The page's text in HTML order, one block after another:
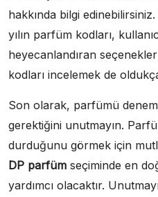
hakkında bilgi
yılın parfüm kodları,
heyecanlandıran
kodları incelemek de
Son olarak, parfümü
gerektiğini unutmayın.
durduğunu görmek için
DP parfüm seçiminde en
yardımcı olacaktır.